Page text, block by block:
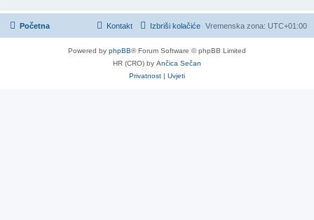
Početna Vremenska zona: UTC+01:00
Izbriši kolačiće
Kontakt
Powered by phpBB® Forum Software © phpBB Limited
HR (CRO) by Ančica Sečan
Privatnost | Uvjeti